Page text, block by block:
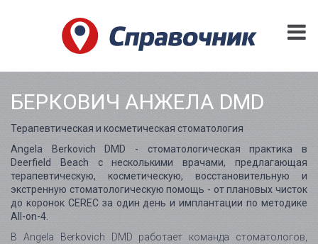
БЕРКОВИЧ АНЖЕЛА DMD
Терапевтическая и косметическая стоматология
Angela Berkovich DMD - стоматологическая практика в
Deerfield Beach с несколькими врачами, предлагающая
терапевтическую, косметическую, восстановительную и
экстренную стоматологическую помощь - от плановых чисток
до коронок CEREC за один день и имплантации по методике
All-on-4.
В Angela Berkovich DMD работает команда стоматологов,